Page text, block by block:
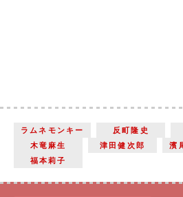
ラムネモンキー 反町隆史
木竜麻生
津田健次郎
濱
福本莉子